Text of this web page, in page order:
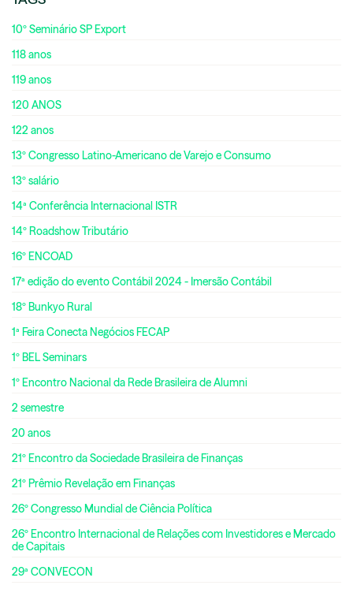
10º Seminário SP Export
118 anos
119 anos
120 ANOS
122 anos
13º Congresso Latino-Americano de Varejo e Consumo
13º salário
14ª Conferência Internacional ISTR
14º Roadshow Tributário
16º ENCOAD
17ª edição do evento Contábil 2024 - Imersão Contábil
18º Bunkyo Rural
1ª Feira Conecta Negócios FECAP
1º BEL Seminars
1º Encontro Nacional da Rede Brasileira de Alumni
2 semestre
20 anos
21º Encontro da Sociedade Brasileira de Finanças
21º Prêmio Revelação em Finanças
26º Congresso Mundial de Ciência Política
26º Encontro Internacional de Relações com Investidores e Mercado
de Capitais
29ª CONVECON